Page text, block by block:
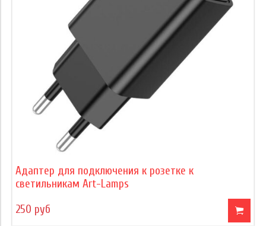
Адаптер для подключения к розетке к
светильникам Art-Lamps
250 руб